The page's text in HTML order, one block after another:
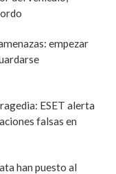
empezar
ESET alerta
falsas en
han puesto al